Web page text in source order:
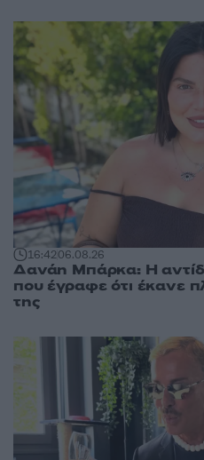
16:4206.08.26
Δανάη Μπάρκα: Η
που έγραφε ότι έκανε
της